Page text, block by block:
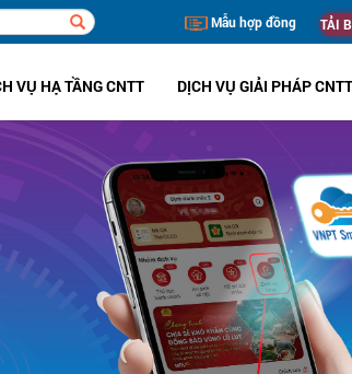
Mẫu hợp đồng TẢI
VỤ HẠ TẦNG CNTT DỊCH VỤ GIẢI PHÁP CNTT